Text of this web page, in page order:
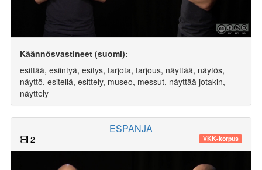
Käännösvastineet (suomi):
esittää, esiintyä, esitys, tarjota, tarjous, näyttää, näytös,
näyttö, esitellä, esittely, museo, messut, näyttää jotakin,
näyttely
ESPANJA
2 VKK-korpus